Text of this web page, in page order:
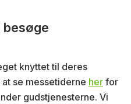
knyttet til deres
se messetiderne her for
gudstjenesterne. Vi